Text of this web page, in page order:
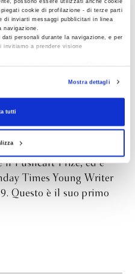
possono essere utilizzati anche cookie
cookie di profilazione - di terze parti
di inviarti messaggi pubblicitari in linea
navigazione.
personali durante la navigazione, e per
a prendere visione
RevocaMostra dettagli
tutti
a Londra. È autrice
,Neon Magazinee
Ha vinto il White
il Pushcart Prize, ed è
Times Young Writer
Questo è il suo primo